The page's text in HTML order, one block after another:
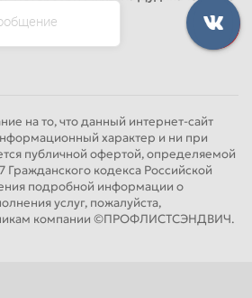
на то, что данный интернет-сайт
характер и ни при
публичной офертой, определяемой
Гражданского кодекса Российской
подробной информации о
услуг, пожалуйста,
компании ©ПРОФЛИСТСЭНДВИЧ.